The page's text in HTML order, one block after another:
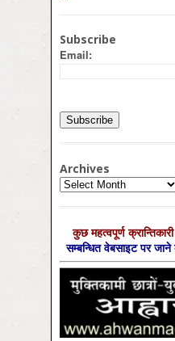
Subscribe
Email:
Archives
Archives
कुछ महत्‍वपूर्ण
सम्‍बन्धित वेबसाइट पर